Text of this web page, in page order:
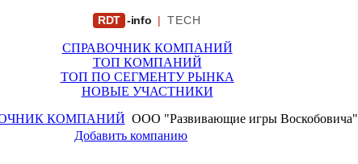
RDT -info | TECH
СПРАВОЧНИК КОМПАНИЙ
ТОП КОМПАНИЙ
ТОП ПО СЕГМЕНТУ РЫНКА
НОВЫЕ УЧАСТНИКИ
КОМПАНИЙ ООО "Развивающие игры Воскобовича"
Добавить компанию